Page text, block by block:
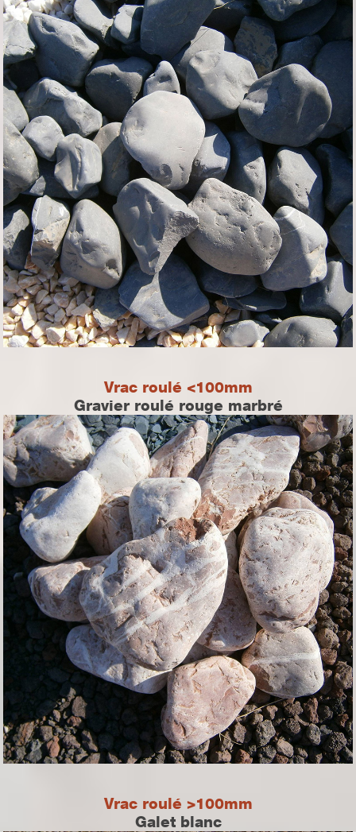
Vrac roulé <100mm
Gravier roulé rouge marbré
Vrac roulé >100mm
Galet blanc